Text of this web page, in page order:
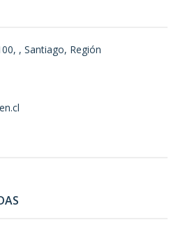
, Santiago, Región